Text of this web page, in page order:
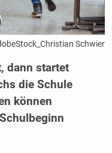
Schwier
dann startet
die Schule
können